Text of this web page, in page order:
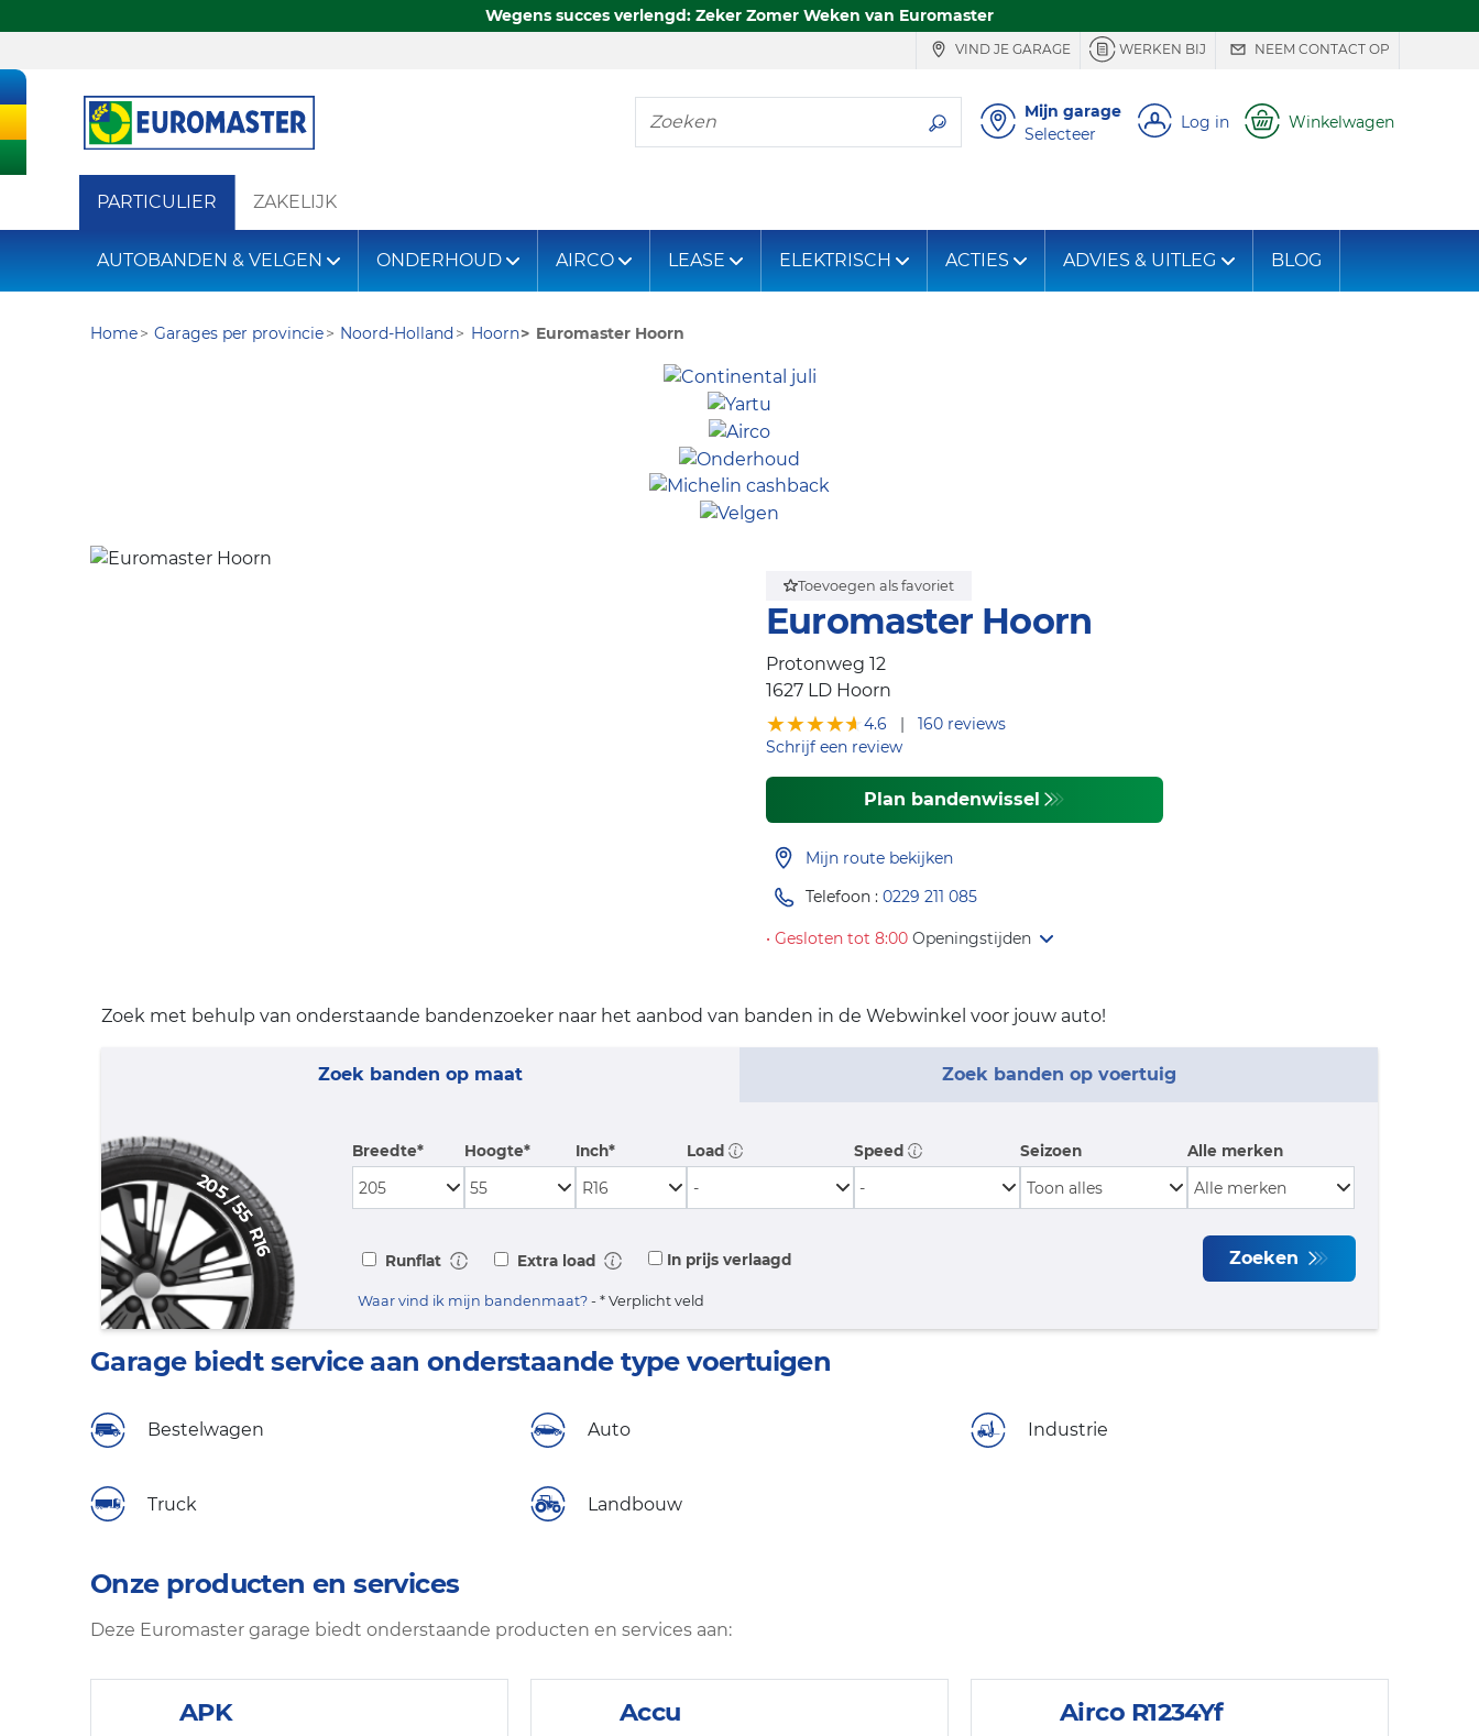
Wegens succes verlengd: Zeker Zomer Weken van Euromaster
VIND JE GARAGE WERKEN BIJ NEEM CONTACT OP
Zoeken
Mijn garage
Selecteer
Log in Winkelwagen
PARTICULIER ZAKELIJK
AUTOBANDEN & VELGEN ONDERHOUD AIRCO LEASE ELEKTRISCH ACTIES ADVIES & UITLEG BLOG
Home Garages per provincie Noord-Holland Hoorn Euromaster Hoorn
Toevoegen als favoriet
Euromaster Hoorn
Protonweg 12
1627 LD Hoorn
★★★★★
★★★★★4.6 |160 reviews
Schrijf een review
Plan bandenwissel
Mijn route bekijken
Telefoon : 0229 211 085
• Gesloten tot 8:00 Openingstijden
Zoek met behulp van onderstaande bandenzoeker naar het aanbod van banden in de Webwinkel voor jouw auto!
Zoek banden op maat Zoek banden op voertuig
205/
55
R16
Breedte* Hoogte* Inch* Load Speed Seizoen Alle merken
Runflat Extra load In prijs verlaagd Zoeken
Waar vind ik mijn bandenmaat? - * Verplicht veld
Garage biedt service aan onderstaande type voertuigen
Bestelwagen Auto Industrie
Truck Landbouw
Onze producten en services
Deze Euromaster garage biedt onderstaande producten en services aan:
APK Accu Airco R1234Yf